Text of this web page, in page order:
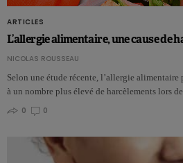
ARTICLES
L’allergie alimentaire, une cause de
NICOLAS ROUSSEAU
Selon une étude récente, l’allergie alimentaire
à un nombre plus élevé de harcèlements lors
0
0